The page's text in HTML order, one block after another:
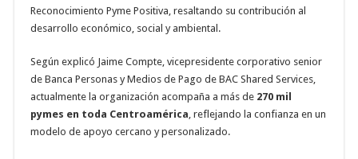
Reconocimiento Pyme Positiva, resaltando su contribución al
desarrollo económico, social y ambiental.
Según explicó Jaime Compte, vicepresidente corporativo senior
de Banca Personas y Medios de Pago de BAC Shared Services,
actualmente la organización acompaña a más de 270 mil
pymes en toda Centroamérica , reflejando la confianza en un
modelo de apoyo cercano y personalizado.